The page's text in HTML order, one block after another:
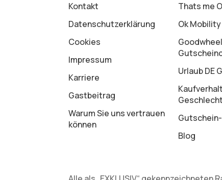
Kontakt
Datenschutz­erklärung
Cookies
Impressum
Karriere
Gastbeitrag
Warum Sie uns vertrauen
können
Thats me
Ok
Urlaub DE
Geschlecht
Blog